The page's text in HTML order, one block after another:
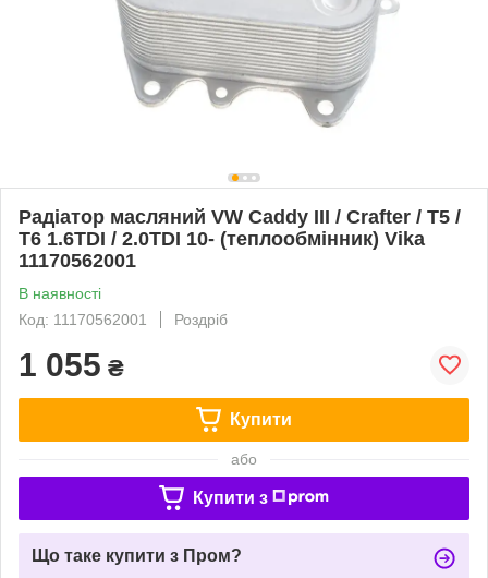
Радіатор масляний VW Caddy III / Crafter / T5 /
T6 1.6TDI / 2.0TDI 10- (теплообмінник) Vika
11170562001
В наявності
Код: 11170562001
Роздріб
1 055 ₴
Купити
або
Купити з
Що таке купити з Пром?